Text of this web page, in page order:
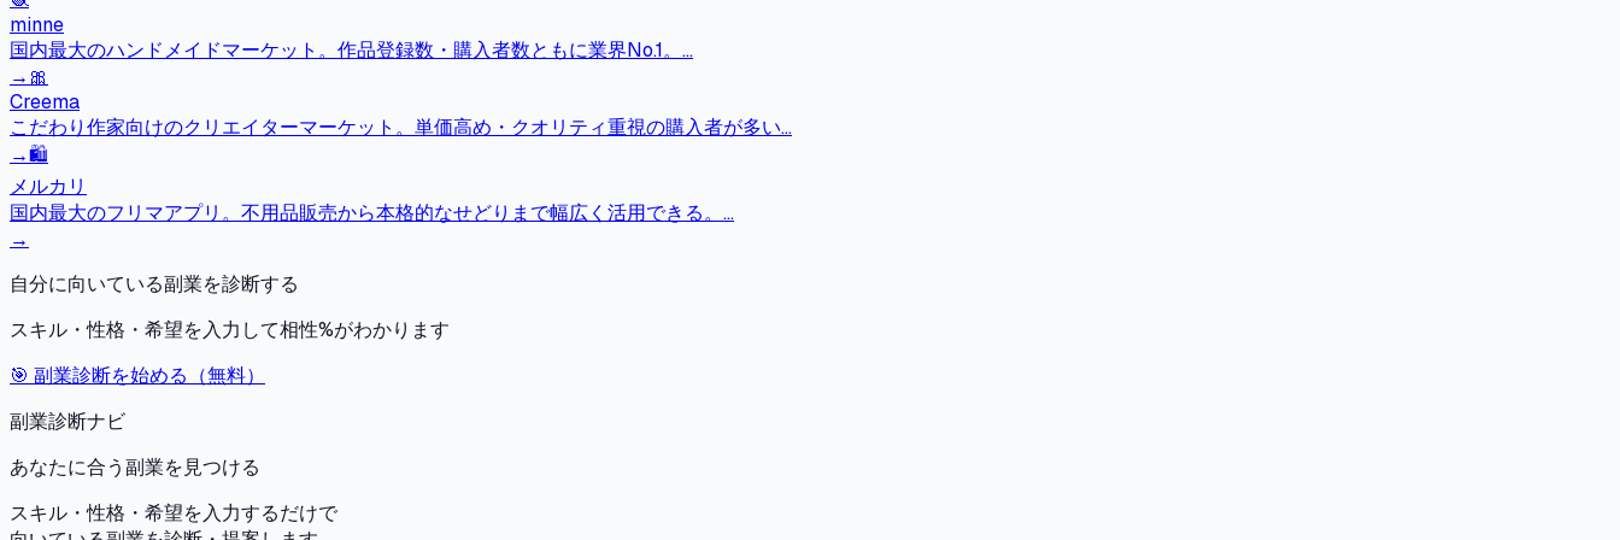
minne
国内最大のハンドメイドマーケット。作品登録数・購入者数ともに業界No.1。 ...
→ 🎀
Creema
こだわり作家向けのクリエイターマーケット。単価高め・クオリティ重視の購入者が多い...
→🛍️
メルカリ
国内最大のフリマアプリ。不用品販売から本格的なせどりまで幅広く活用できる。 ...
→
自分に向いている副業を診断する
スキル・性格・希望を入力して相性%がわかります
🎯 副業診断を始める（無料）
副業診断ナビ
あなたに合う副業を見つける
スキル・性格・希望を入力するだけで